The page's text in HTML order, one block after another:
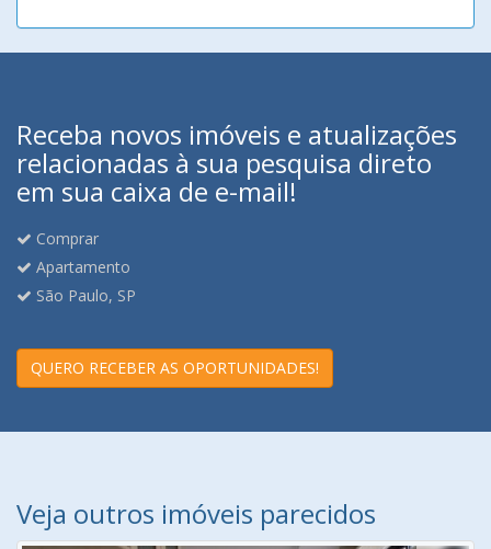
Receba novos imóveis e atualizações
relacionadas à sua pesquisa direto
em sua caixa de e-mail!
Comprar
Apartamento
São Paulo, SP
QUERO RECEBER AS OPORTUNIDADES!
Veja outros imóveis parecidos